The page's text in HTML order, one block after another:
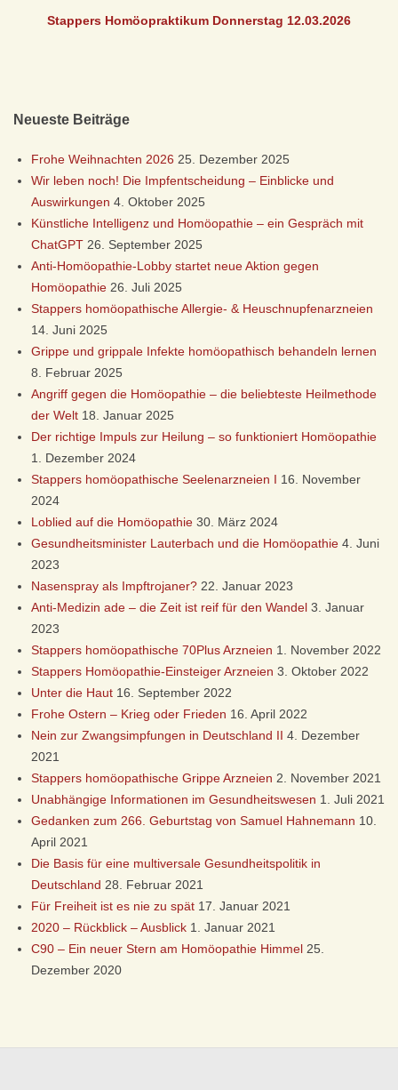
S
C
H
E
H
O
M
Ö
O
P
A
T
H
I
E
D
Ü
S
S
E
L
Stappers Homöopraktikum Donnerstag 12.03.2026
Neueste Beiträge
Frohe Weihnachten 2026 25. Dezember 2025
Wir leben noch! Die Impfentscheidung – Einblicke und
Auswirkungen 4. Oktober 2025
Künstliche Intelligenz und Homöopathie – ein Gespräch mit
ChatGPT 26. September 2025
Anti-Homöopathie-Lobby startet neue Aktion gegen
Homöopathie 26. Juli 2025
Stappers homöopathische Allergie- & Heuschnupfenarzneien
14. Juni 2025
Grippe und grippale Infekte homöopathisch behandeln lernen
8. Februar 2025
Angriff gegen die Homöopathie – die beliebteste Heilmethode
der Welt 18. Januar 2025
Der richtige Impuls zur Heilung – so funktioniert Homöopathie
1. Dezember 2024
Stappers homöopathische Seelenarzneien I 16. November
2024
Loblied auf die Homöopathie 30. März 2024
Gesundheitsminister Lauterbach und die Homöopathie 4. Juni
2023
Nasenspray als Impftrojaner? 22. Januar 2023
Anti-Medizin ade – die Zeit ist reif für den Wandel 3. Januar
2023
Stappers homöopathische 70Plus Arzneien 1. November 2022
Stappers Homöopathie-Einsteiger Arzneien 3. Oktober 2022
Unter die Haut 16. September 2022
Frohe Ostern – Krieg oder Frieden 16. April 2022
Nein zur Zwangsimpfungen in Deutschland II 4. Dezember
2021
Stappers homöopathische Grippe Arzneien 2. November 2021
Unabhängige Informationen im Gesundheitswesen 1. Juli 2021
Gedanken zum 266. Geburtstag von Samuel Hahnemann 10.
April 2021
Die Basis für eine multiversale Gesundheitspolitik in
Deutschland 28. Februar 2021
Für Freiheit ist es nie zu spät 17. Januar 2021
2020 – Rückblick – Ausblick 1. Januar 2021
C90 – Ein neuer Stern am Homöopathie Himmel 25.
Dezember 2020